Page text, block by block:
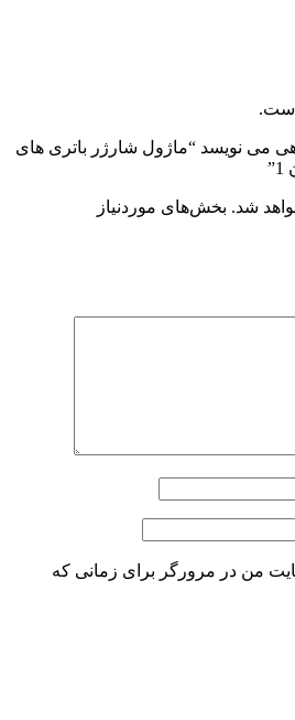
می نویسد “ماژول شارژر باتری های
شد. بخش‌های موردنیاز
من در مرورگر برای زمانی که